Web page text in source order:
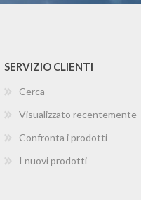
SERVIZIO CLIENTI
Cerca
Visualizzato recentemente
Confronta i prodotti
I nuovi prodotti